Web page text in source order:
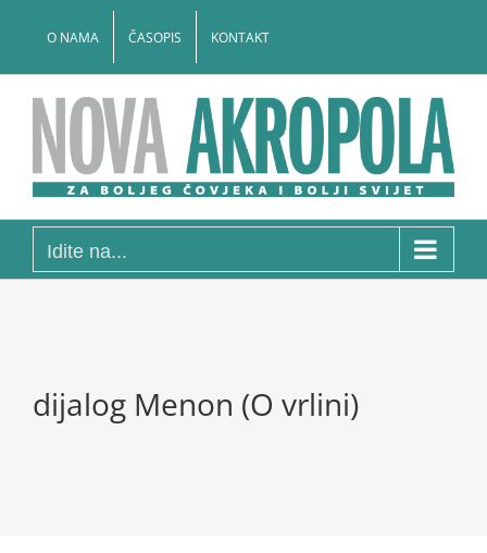
O NAMA ČASOPIS KONTAKT
Idite na...
dijalog Menon (O vrlini)